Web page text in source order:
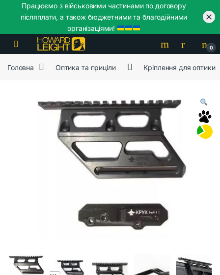
Skip to navigation
Skip to content
0
Головна Оптика та приціли Кріплення для оптики
Працюємо з військовими частинами по договору
післяплати, а також бюджетними та благодійними
організаціями!